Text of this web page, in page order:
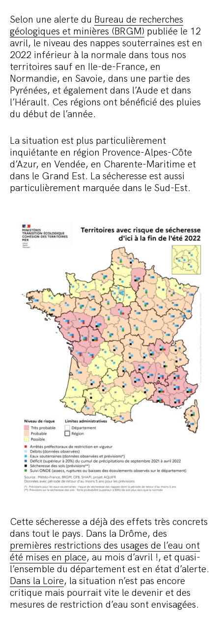
Selon une alerte du Bureau de recherches
géologiques et minières (BRGM) publiée le 12
avril, le niveau des nappes souterraines est en
2022 inférieur à la normale dans tous nos
territoires sauf en Ile-de-France, en
Normandie, en Savoie, dans une partie des
Pyrénées, et également dans l’Aude et dans
l’Hérault. Ces régions ont bénéficié des pluies
du début de l’année.
La situation est plus particulièrement
inquiétante en région Provence-Alpes-Côte
d’Azur, en Vendée, en Charente-Maritime et
dans le Grand Est. La sécheresse est aussi
particulièrement marquée dans le Sud-Est.
Cette sécheresse a déjà des effets très concrets
dans tout le pays. Dans la Drôme, des
premières restrictions des usages de l’eau ont
été mises en place, au mois d’avril !, et quasi-
l’ensemble du département est en état d’alerte.
Dans la Loire, la situation n’est pas encore
critique mais pourrait vite le devenir et des
mesures de restriction d’eau sont envisagées.